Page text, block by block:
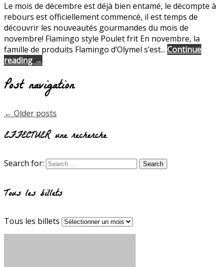
Le mois de décembre est déjà bien entamé, le décompte à
rebours est officiellement commencé, il est temps de
découvrir les nouveautés gourmandes du mois de
novembre! Flamingo style Poulet frit En novembre, la
famille de produits Flamingo d’Olymel s’est... Continue
reading →
Post navigation
← Older posts
EFFECTUER une recherche
Search for:
Tous les billets
Tous les billets